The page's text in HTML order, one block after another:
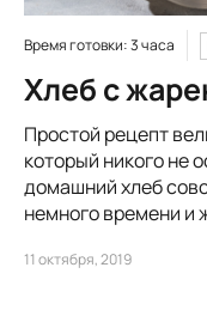
Время готовки: 3 часа
Хлеб с
Простой рецепт
который никого не
домашний хлеб
немного времени и
11 октября, 2019